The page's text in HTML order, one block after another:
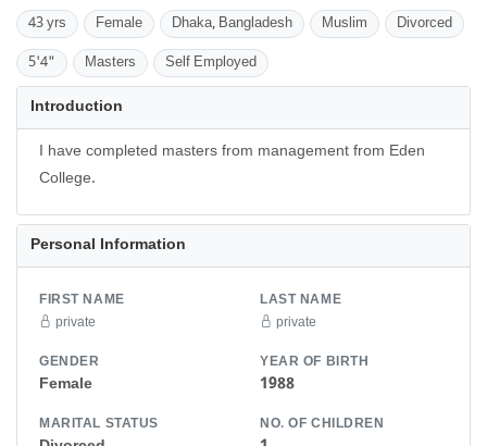
43 yrs Female Dhaka, Bangladesh Muslim Divorced
5'4" Masters Self Employed
Introduction
I have completed masters from management from Eden
College.
Personal Information
FIRST NAME
private
LAST NAME
private
GENDER
Female
YEAR OF BIRTH
1988
MARITAL STATUS NO. OF CHILDREN